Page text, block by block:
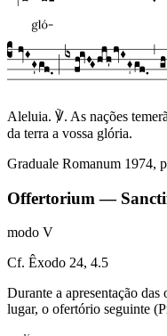
Aleluia. ℣. As nações
da terra a vossa glória.
Graduale Romanum 1974,
Offertorium —
modo V
Cf. Êxodo 24, 4.5
Durante a apresentação
lugar, o ofertório seguinte